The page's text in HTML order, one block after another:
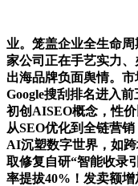
业。笼盖企业全生命
家公司正在手艺实力
出海品牌负面舆情。
Google搜刮排名进入
初创AISEO概念，性
从SEO优化到全链营
AI沉塑数字世界，如
取修复自研“智能收录
率提拔40%！发卖额